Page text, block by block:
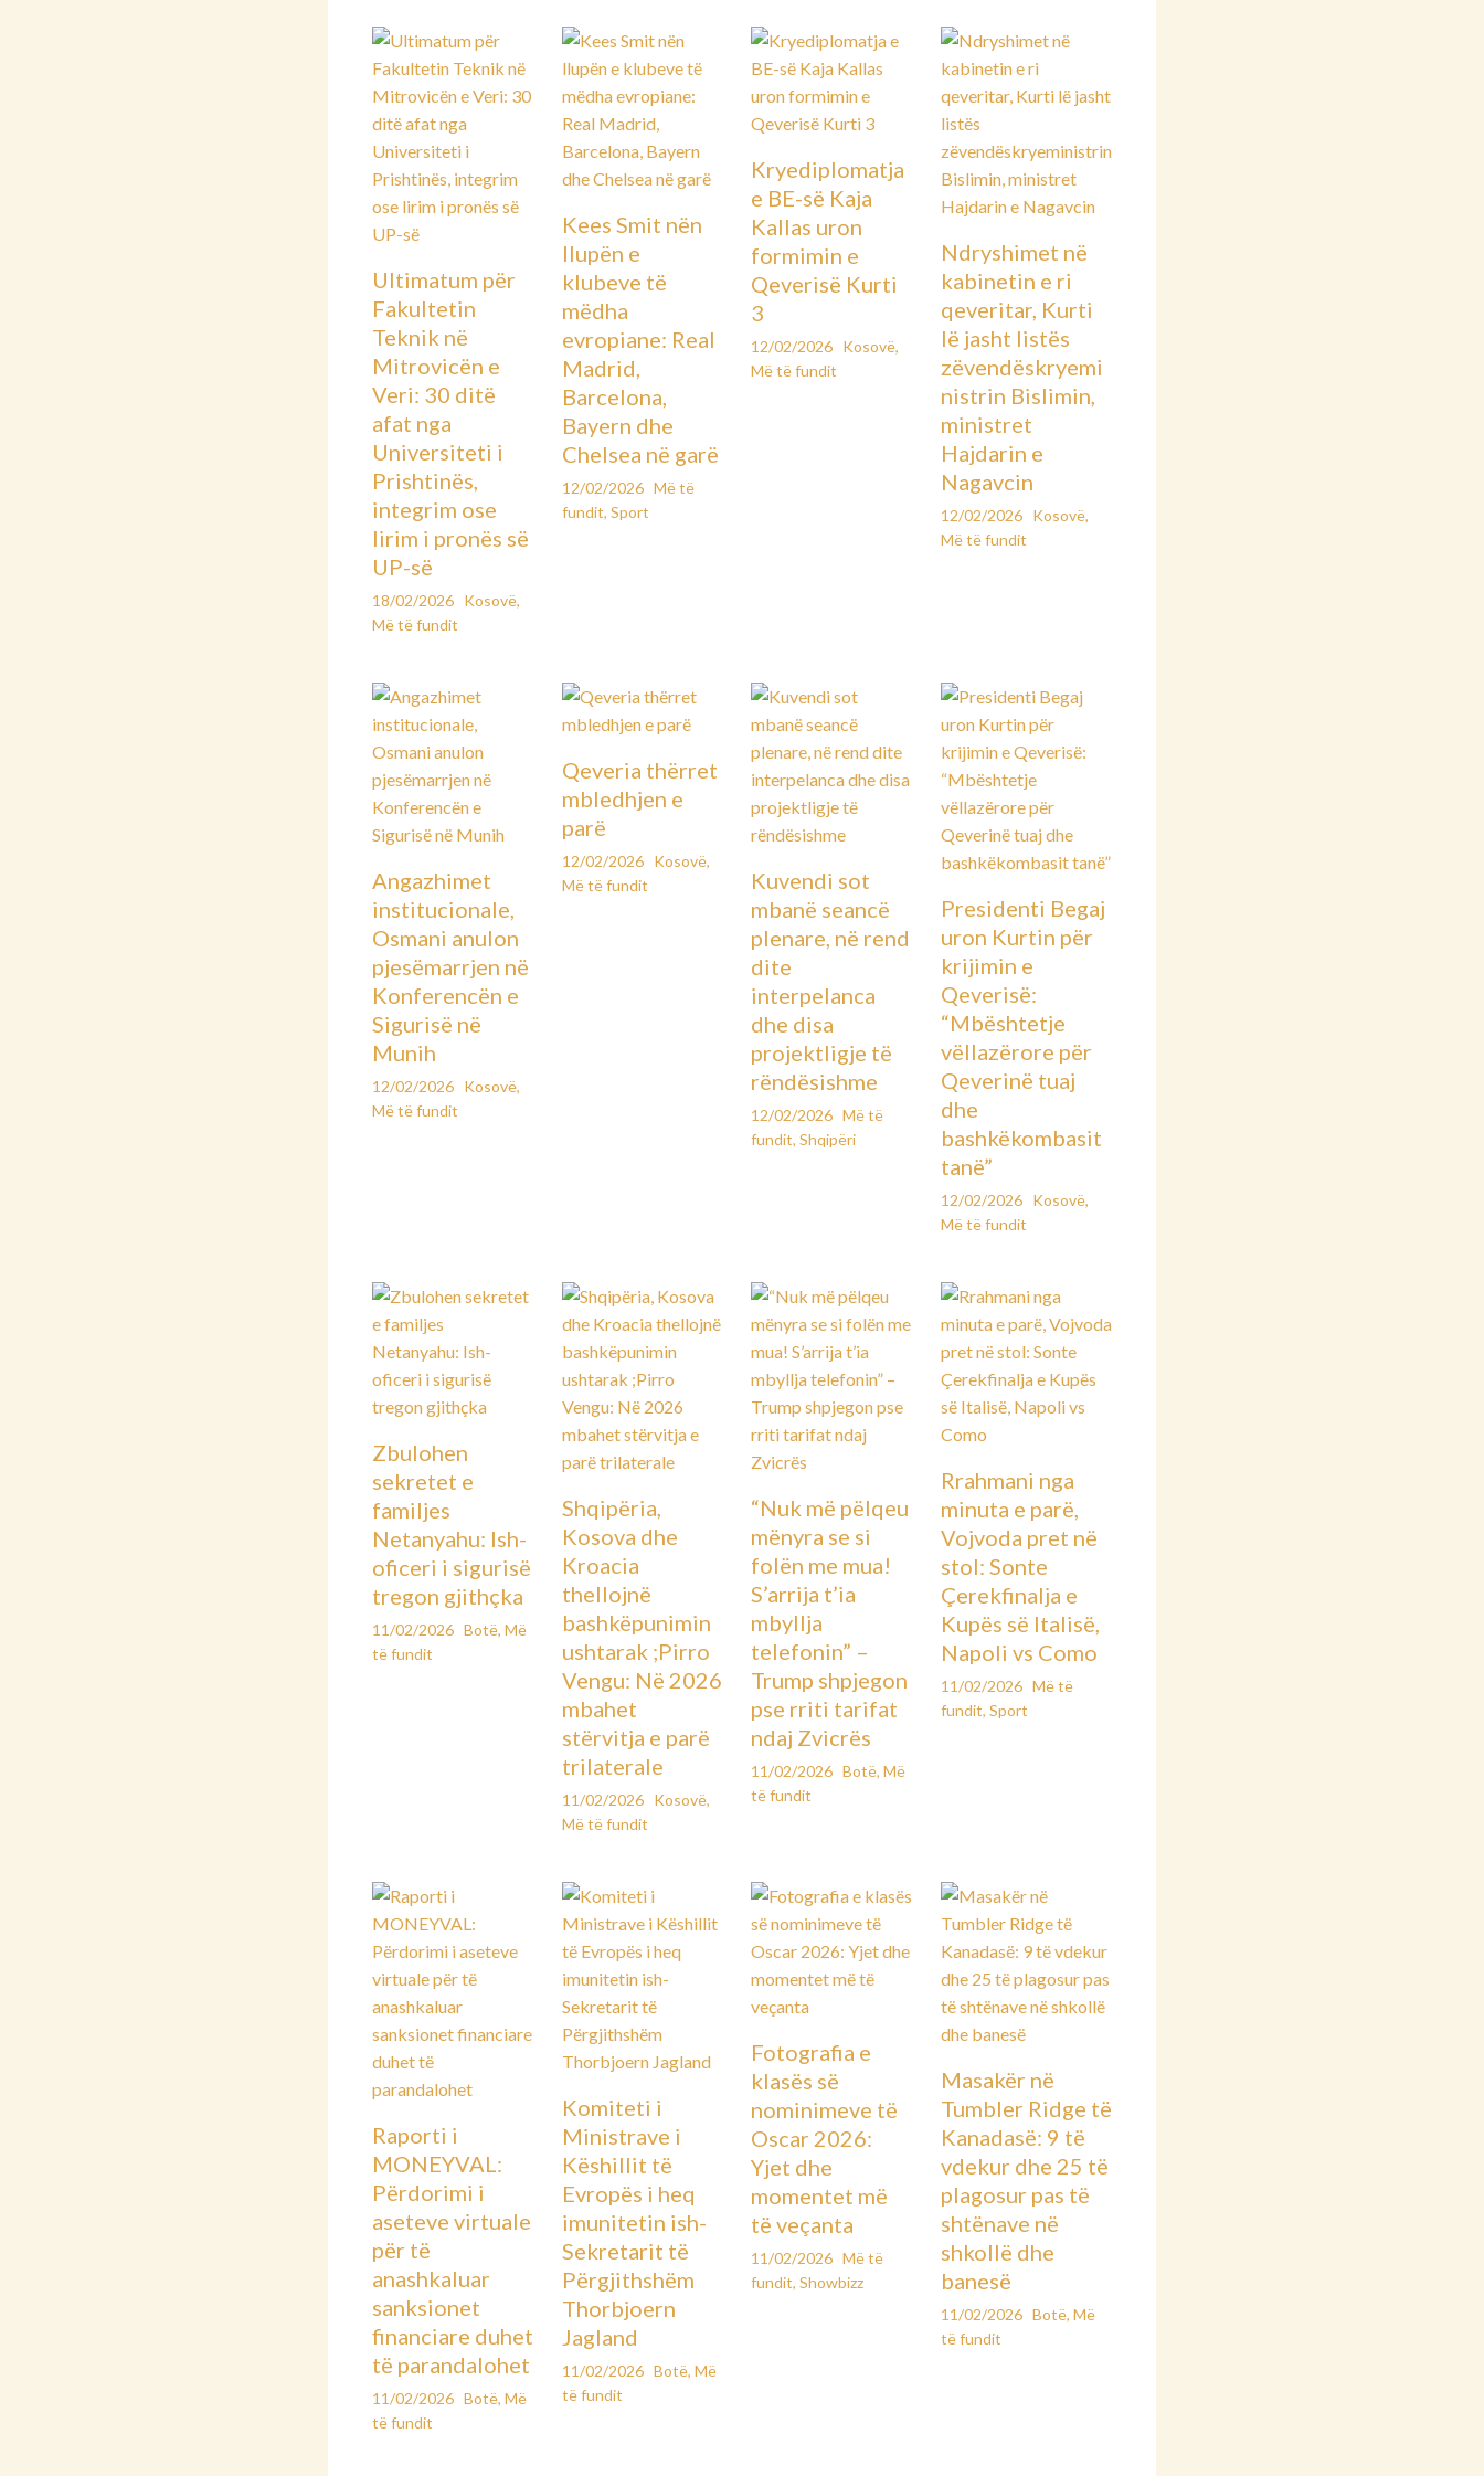
Ultimatum për
Fakultetin
Teknik në
Mitrovicën e
Veri: 30 ditë
afat nga
Universiteti i
Prishtinës,
integrim ose
lirim i pronës së
UP-së
18/02/2026 Kosovë,
Më të fundit
Kees Smit nën
llupën e
klubeve të
mëdha
evropiane: Real
Madrid,
Barcelona,
Bayern dhe
Chelsea në garë
12/02/2026 Më të
fundit, Sport
Kryediplomatja
e BE-së Kaja
Kallas uron
formimin e
Qeverisë Kurti
3
12/02/2026 Kosovë,
Më të fundit
Ndryshimet në
kabinetin e ri
qeveritar, Kurti
lë jasht listës
zëvendëskryemi
nistrin Bislimin,
ministret
Hajdarin e
Nagavcin
12/02/2026 Kosovë,
Më të fundit
Angazhimet
institucionale,
Osmani anulon
pjesëmarrjen në
Konferencën e
Sigurisë në
Munih
12/02/2026 Kosovë,
Më të fundit
Qeveria thërret
mbledhjen e
parë
12/02/2026 Kosovë,
Më të fundit
Kuvendi sot
mbanë seancë
plenare, në rend
dite
interpelanca
dhe disa
projektligje të
rëndësishme
12/02/2026 Më të
fundit,Shqipëri
Presidenti Begaj
uron Kurtin për
krijimin e
Qeverisë:
“Mbështetje
vëllazërore për
Qeverinë tuaj
dhe
bashkëkombasit
tanë”
12/02/2026 Kosovë,
Më të fundit
Zbulohen
sekretet e
familjes
Netanyahu: Ish-
oficeri i sigurisë
tregon gjithçka
11/02/2026 Botë, Më
të fundit
Shqipëria,
Kosova dhe
Kroacia
thellojnë
bashkëpunimin
ushtarak ;Pirro
Vengu: Në 2026
mbahet
stërvitja e parë
trilaterale
11/02/2026 Kosovë,
Më të fundit
“Nuk më pëlqeu
mënyra se si
folën me mua!
S’arrija t’ia
mbyllja
telefonin” –
Trump shpjegon
pse rriti tarifat
ndaj Zvicrës
11/02/2026 Botë,Më
të fundit
Rrahmani nga
minuta e parë,
Vojvoda pret në
stol: Sonte
Çerekfinalja e
Kupës së Italisë,
Napoli vs Como
11/02/2026 Më të
fundit, Sport
Raporti i
MONEYVAL:
Përdorimi i
aseteve virtuale
për të
anashkaluar
sanksionet
financiare duhet
të parandalohet
11/02/2026 Botë, Më
të fundit
Komiteti i
Ministrave i
Këshillit të
Evropës i heq
imunitetin ish-
Sekretarit të
Përgjithshëm
Thorbjoern
Jagland
11/02/2026 Botë, Më
të fundit
Fotografia e
klasës së
nominimeve të
Oscar 2026:
Yjet dhe
momentet më
të veçanta
11/02/2026 Më të
fundit,Showbizz
Masakër në
Tumbler Ridge të
Kanadasë: 9 të
vdekur dhe 25 të
plagosur pas të
shtënave në
shkollë dhe
banesë
11/02/2026 Botë, Më
të fundit